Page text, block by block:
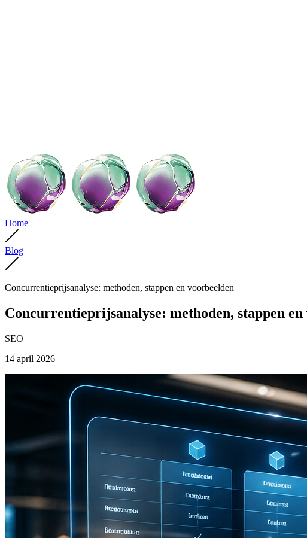
Home
Blog
Concurrentieprijsanalyse: methoden, stappen en voorbeelden
Concurrentieprijsanalyse: methoden, stappen en
SEO
14 april 2026